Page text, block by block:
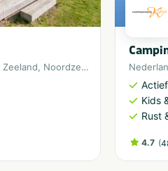
Zeeland, Noordzee , Ouddorp
Kids
Rust
4.7 (